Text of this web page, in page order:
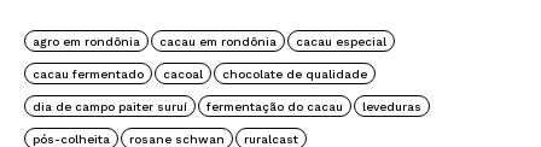
agro em rondônia cacau em rondônia cacau especial
cacau fermentado cacoal chocolate de qualidade
dia de campo paiter suruí fermentação do cacau leveduras
pós-colheita rosane schwan ruralcast